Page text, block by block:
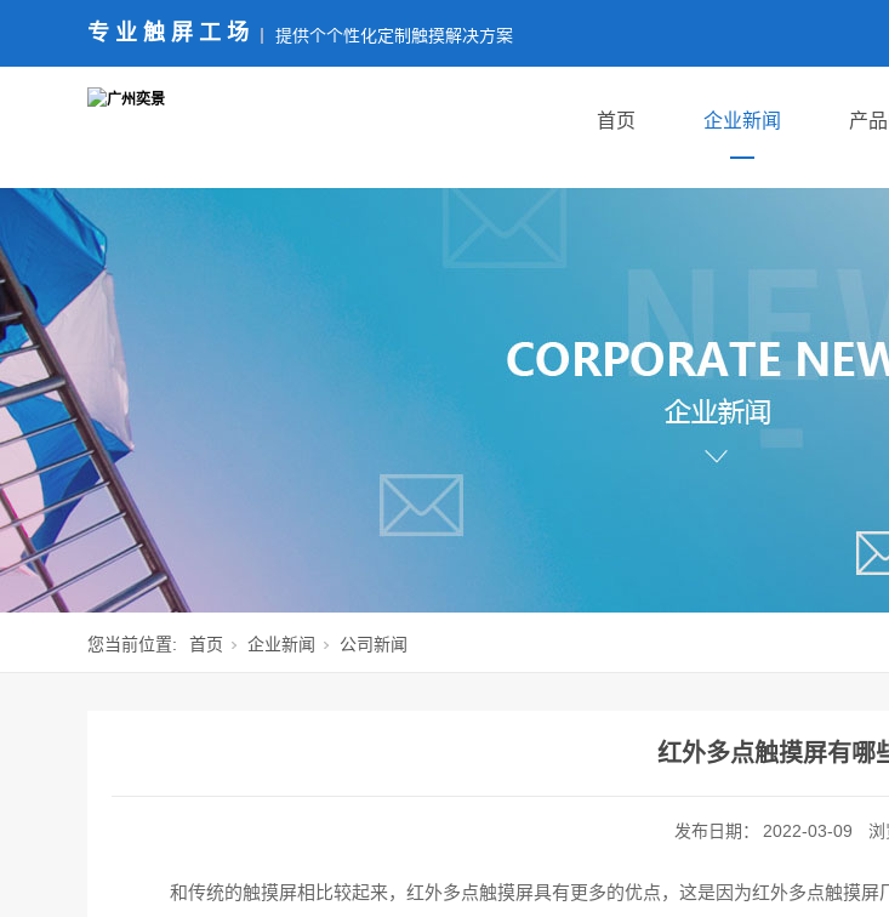
专业触屏工场 提供个个性化定制触摸解决方案
首页 企业新闻 产
您当前位置: 首页 企业新闻 公司新闻
红外多点触摸屏‍有哪
发布日期： 2022-03-09 浏
和传统的触摸屏相比较起来，红外多点触摸屏‍具有更多的优点，这是因为红外多点触摸屏